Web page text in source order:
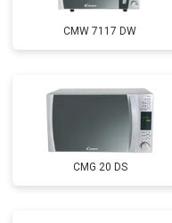
CMW 7117 DW
CMG 20 DS